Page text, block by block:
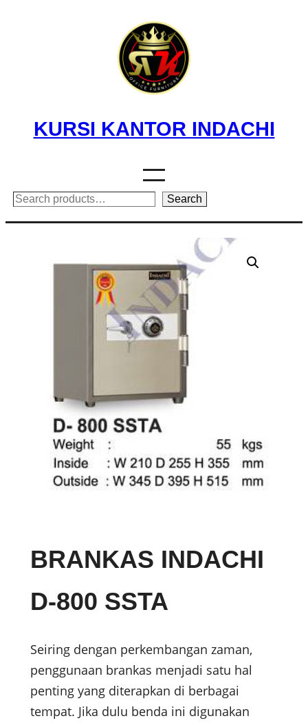
KURSI KANTOR INDACHI
Search Search
BRANKAS INDACHI
D-800 SSTA
Seiring dengan perkembangan zaman,
penggunaan brankas menjadi satu hal
penting yang diterapkan di berbagai
tempat. Jika dulu benda ini digunakan